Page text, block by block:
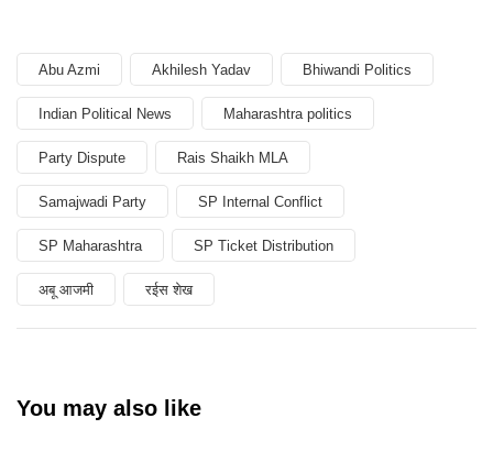
Abu Azmi Akhilesh Yadav Bhiwandi Politics
Indian Political News Maharashtra politics
Party Dispute Rais Shaikh MLA
Samajwadi Party SP Internal Conflict
SP Maharashtra SP Ticket Distribution
अबू आजमी रईस शेख
You may also like